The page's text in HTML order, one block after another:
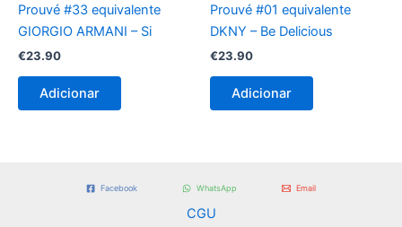
Prouvé #33 equivalente
GIORGIO ARMANI – Si
€23.90
Adicionar
Prouvé #01 equivalente
DKNY – Be Delicious
€23.90
Adicionar
Facebook WhatsApp Email
CGU